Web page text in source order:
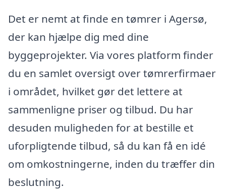
Det er nemt at finde en tømrer i Agersø,
der kan hjælpe dig med dine
byggeprojekter. Via vores platform finder
du en samlet oversigt over tømrerfirmaer
i området, hvilket gør det lettere at
sammenligne priser og tilbud. Du har
desuden muligheden for at bestille et
uforpligtende tilbud, så du kan få en idé
om omkostningerne, inden du træffer din
beslutning.